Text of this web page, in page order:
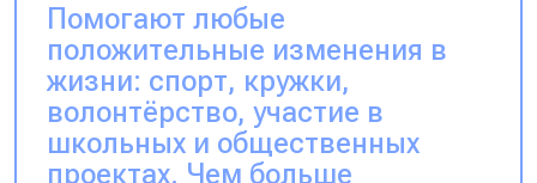
Помогают любые
положительные изменения в
жизни: спорт, кружки,
волонтёрство, участие в
школьных и общественных
проектах. Чем больше